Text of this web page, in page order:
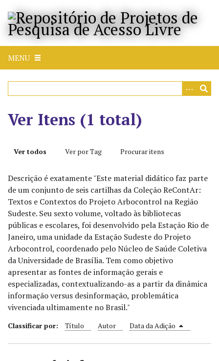
MENU
Ver Itens (1 total)
Ver todos Ver por Tag Procurar itens
Descrição é exatamente "Este material didático faz parte
de um conjunto de seis cartilhas da Coleção ReContAr:
Textos e Contextos do Projeto Arbocontrol na Região
Sudeste. Seu sexto volume, voltado às bibliotecas
públicas e escolares, foi desenvolvido pela Estação Rio de
Janeiro, uma unidade da Estação Sudeste do Projeto
Arbocontrol, coordenado pelo Núcleo de Saúde Coletiva
da Universidade de Brasília. Tem como objetivo
apresentar as fontes de informação gerais e
especializadas, contextualizando-as a partir da dinâmica
informação versus desinformação, problemática
vivenciada ultimamente no Brasil."
Classificar por: Título Autor Data da Adição